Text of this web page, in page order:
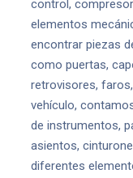
control,
elementos
encontrar piezas
como puertas,
retrovisores,
vehículo,
de instrumentos,
asientos,
diferentes